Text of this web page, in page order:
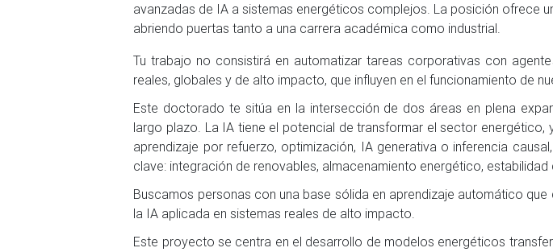
avanzadas de IA a sistemas energéticos complejos. La posición ofrece
abriendo puertas tanto a una carrera académica como industrial.
Tu trabajo no consistirá en automatizar tareas corporativas con
reales, globales y de alto impacto, que influyen en el funcionamiento de
Este doctorado te sitúa en la intersección de dos áreas en plena
largo plazo. La IA tiene el potencial de transformar el sector
aprendizaje por refuerzo, optimización, IA generativa o inferencia
clave: integración de renovables, almacenamiento energético,
Buscamos personas con una base sólida en aprendizaje automático
la IA aplicada en sistemas reales de alto impacto.
Este proyecto se centra en el desarrollo de modelos energéticos